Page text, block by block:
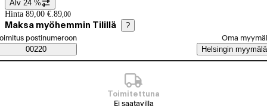
Hintatiedot
Alv 24 %
Hinta 89,00 €. 89,00
Maksa myöhemmin Tilillä ?
Saatavuustiedot
tilaustapa
postinumeroon
00220
Oma
Helsingin myymälä
Toimitettuna
Ei saatavilla